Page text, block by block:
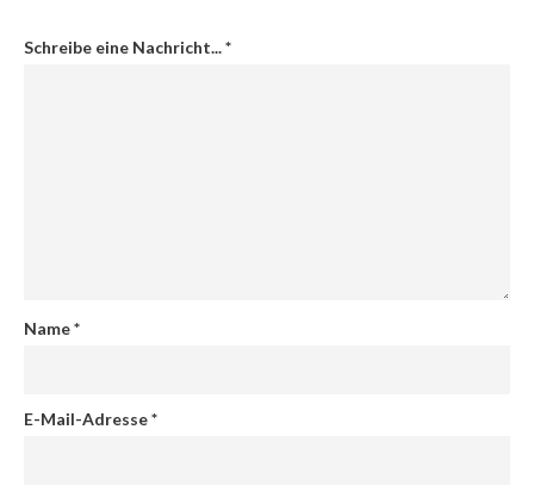
Schreibe eine Nachricht...*
Name*
E-Mail-Adresse*